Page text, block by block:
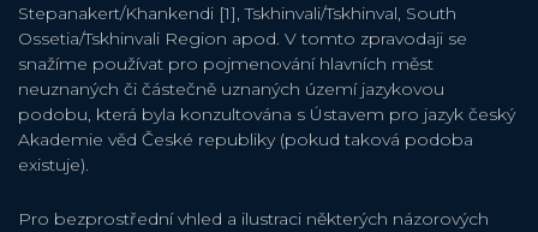
Stepanakert/Khankendi [1], Tskhinvali/Tskhinval, South
Ossetia/Tskhinvali Region apod. V tomto zpravodaji se
snažíme používat pro pojmenování hlavních měst
neuznaných či částečně uznaných území jazykovou
podobu, která byla konzultována s Ústavem pro jazyk český
Akademie věd České republiky (pokud taková podoba
existuje).
Pro bezprostřední vhled a ilustraci některých názorových